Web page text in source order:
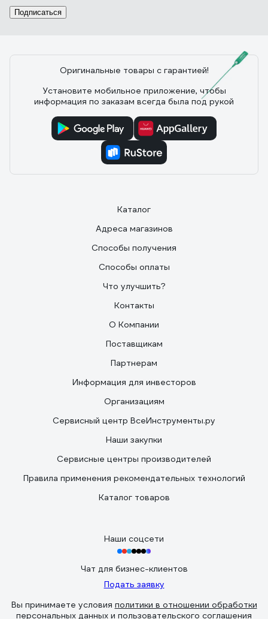
Илфак Л.
Держит замок пломбы хорошо.
9 отзывов
Отзыв о номерной пломбе ЕВРОПАРТНЕР
150мм 0006 D3
Подписаться
Оригинальные товары с гарантией!
Установите мобильное приложение, чтобы
информация по заказам всегда была под рукой
Каталог
Адреса магазинов
Способы получения
Способы оплаты
Что улучшить?
Контакты
О Компании
Поставщикам
Партнерам
Информация для инвесторов
Организациям
Сервисный центр ВсеИнструменты.ру
Наши закупки
Сервисные центры производителей
Правила применения рекомендательных технологий
Каталог товаров
Наши соцсети
Чат для бизнес-клиентов
Подать заявку
Вы принимаете условия политики в отношении обработки
персональных данных и пользовательского соглашения